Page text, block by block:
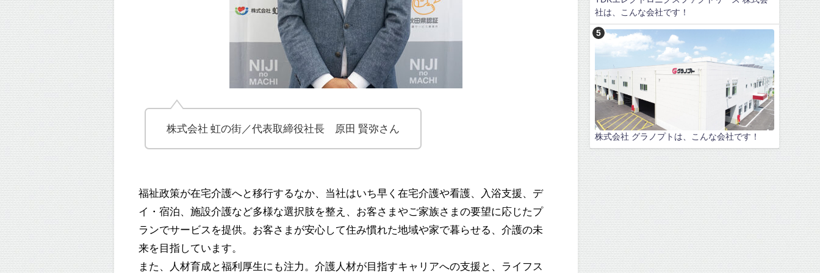
株式会社 虹の街／代表取締役社長 原田 賢弥さん
福祉政策が在宅介護へと移行するなか、当社はいち早く在宅介護や看護、入浴支援、デ
イ・宿泊、施設介護など多様な選択肢を整え、お客さまやご家族さまの要望に応じたプ
ランでサービスを提供。お客さまが安心して住み慣れた地域や家で暮らせる、介護の未
来を目指しています。
また、人材育成と福利厚生にも注力。介護人材が目指すキャリアへの支援と、ライフス
社は、こんな会社です！
株式会社 グラノプトは、こんな会社です！